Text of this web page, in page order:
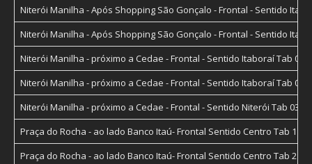
Niterói Manilha - Após Shopping São Gonçalo - Frontal - Sentido
Niterói Manilha - Após Shopping São Gonçalo - Frontal - Sentido
Niterói Manilha - próximo a Cedae - Frontal - Sentido Itaboraí Tab
Niterói Manilha - próximo a Cedae - Frontal - Sentido Itaboraí Tab
Niterói Manilha - próximo a Cedae - Frontal - Sentido Niterói Tab 03
Praça do Rocha - ao lado Banco Itaú- Frontal Sentido Centro Tab 1
Praça do Rocha - ao lado Banco Itaú- Frontal Sentido Centro Tab 2